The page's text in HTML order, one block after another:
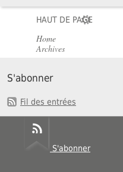
HAUT DE PAGE
Home
Archives
S'abonner
Fil des entrées
S'abonner